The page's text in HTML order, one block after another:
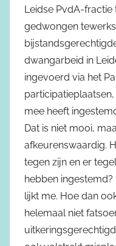
Leidse PvdA-
gedwongen
dwangarbeid in
ingevoerd via het
mee heeft
Dat is niet mooi,
afkeurenswaardig.
tegen zijn en er
hebben ingestemd?
lijkt me. Hoe dan
helemaal niet